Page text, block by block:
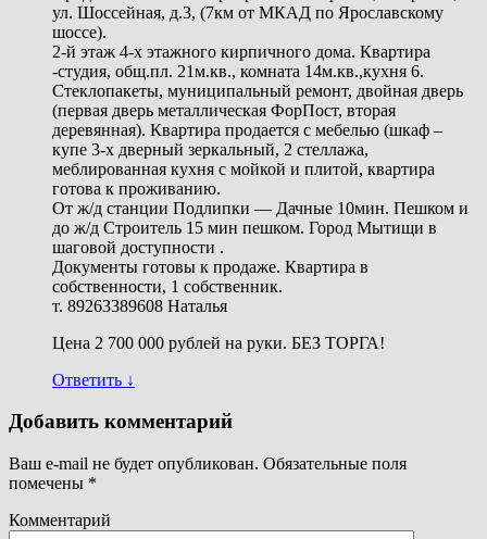
ул. Шоссейная, д.3, (7км от МКАД по Ярославскому
шоссе).
2-й этаж 4-х этажного кирпичного дома. Квартира
-студия, общ.пл. 21м.кв., комната 14м.кв.,кухня 6.
Стеклопакеты, муниципальный ремонт, двойная дверь
(первая дверь металлическая ФорПост, вторая
деревянная). Квартира продается с мебелью (шкаф –
купе 3-х дверный зеркальный, 2 стеллажа,
меблированная кухня с мойкой и плитой, квартира
готова к проживанию.
От ж/д станции Подлипки — Дачные 10мин. Пешком и
до ж/д Строитель 15 мин пешком. Город Мытищи в
шаговой доступности .
Документы готовы к продаже. Квартира в
собственности, 1 собственник.
т. 89263389608 Наталья
Цена 2 700 000 рублей на руки. БЕЗ ТОРГА!
Ответить ↓
Добавить комментарий
Ваш e-mail не будет опубликован. Обязательные поля
помечены *
Комментарий